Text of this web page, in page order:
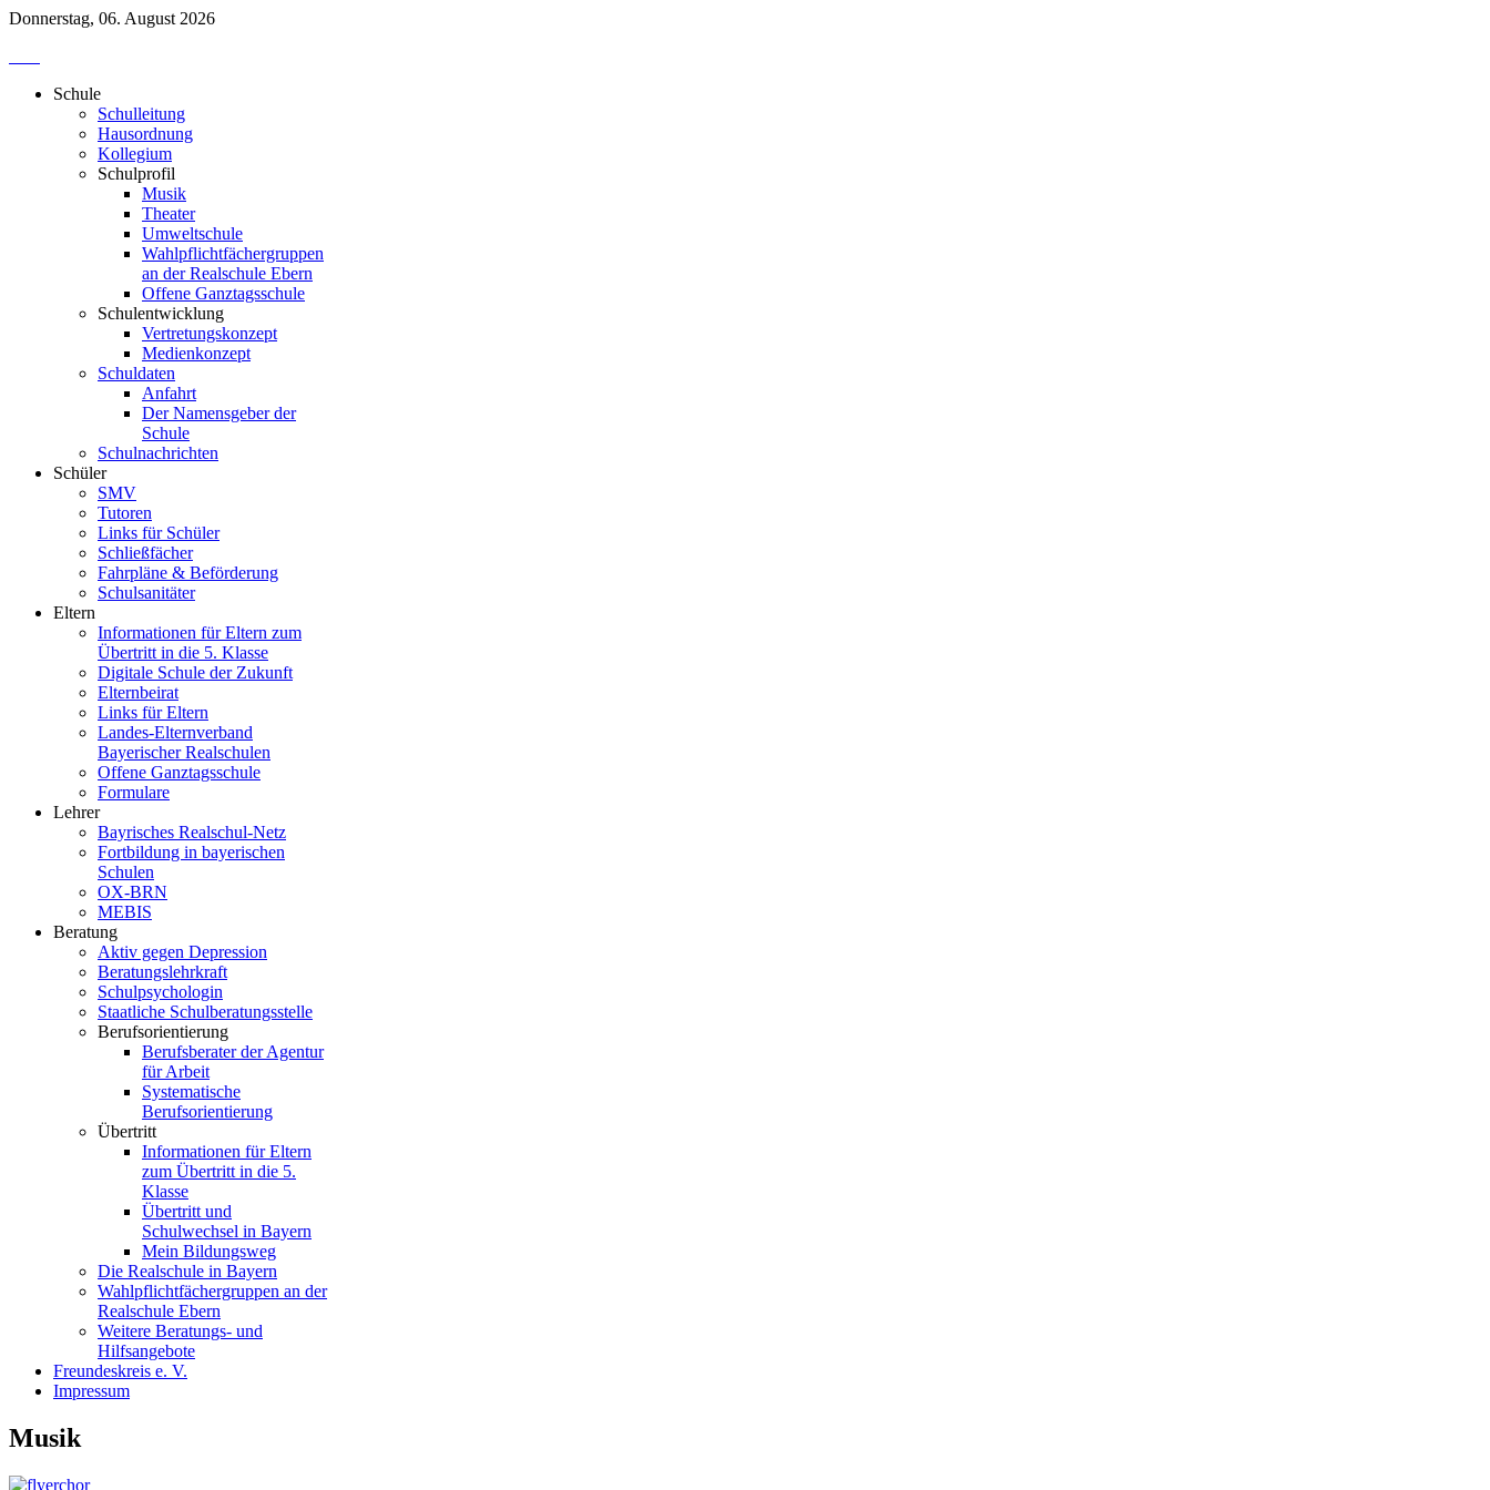
Donnerstag, 06. August 2026
Schule
Schulleitung
Hausordnung
Kollegium
Schulprofil
Musik
Theater
Umweltschule
Wahlpflichtfächergruppen
an der Realschule Ebern
Offene Ganztagsschule
Schulentwicklung
Vertretungskonzept
Medienkonzept
Schuldaten
Anfahrt
Der Namensgeber der
Schule
Schulnachrichten
Schüler
SMV
Tutoren
Links für Schüler
Schließfächer
Fahrpläne & Beförderung
Schulsanitäter
Eltern
Informationen für Eltern zum
Übertritt in die 5. Klasse
Digitale Schule der Zukunft
Elternbeirat
Links für Eltern
Landes-Elternverband
Bayerischer Realschulen
Offene Ganztagsschule
Formulare
Lehrer
Bayrisches Realschul-Netz
Fortbildung in bayerischen
Schulen
OX-BRN
MEBIS
Beratung
Aktiv gegen Depression
Beratungslehrkraft
Schulpsychologin
Staatliche Schulberatungsstelle
Berufsorientierung
Berufsberater der Agentur
für Arbeit
Systematische
Berufsorientierung
Übertritt
Informationen für Eltern
zum Übertritt in die 5.
Klasse
Übertritt und
Schulwechsel in Bayern
Mein Bildungsweg
Die Realschule in Bayern
Wahlpflichtfächergruppen an der
Realschule Ebern
Weitere Beratungs- und
Hilfsangebote
Freundeskreis e. V.
Impressum
Musik